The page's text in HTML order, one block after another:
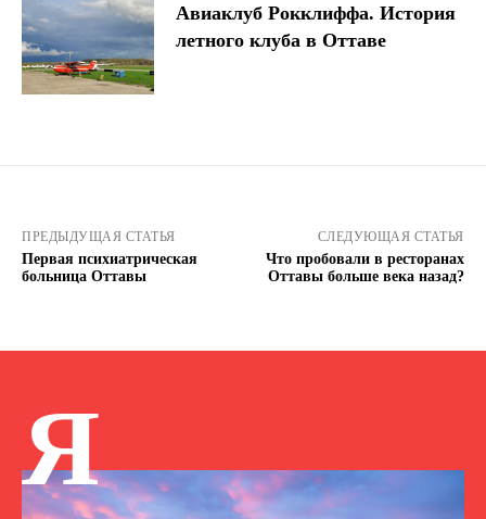
Авиаклуб Рокклиффа. История
летного клуба в Оттаве
ПРЕДЫДУЩАЯ СТАТЬЯ
Первая психиатрическая
больница Оттавы
СЛЕДУЮЩАЯ СТАТЬЯ
Что пробовали в ресторанах
Оттавы больше века назад?
Я